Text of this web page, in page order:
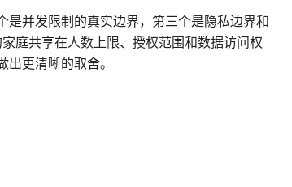
并发限制的真实边界，第三个是隐私边界和
庭共享在人数上限、授权范围和数据访问权
更清晰的取舍。